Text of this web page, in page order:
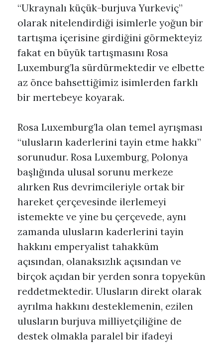
“Ukraynalı küçük-burjuva Yurkeviç”
olarak nitelendirdiği isimlerle yoğun bir
tartışma içerisine girdiğini görmekteyiz
fakat en büyük tartışmasını Rosa
Luxemburg’la sürdürmektedir ve elbette
az önce bahsettiğimiz isimlerden farklı
bir mertebeye koyarak.
Rosa Luxemburg’la olan temel ayrışması
“ulusların kaderlerini tayin etme hakkı”
sorunudur. Rosa Luxemburg, Polonya
başlığında ulusal sorunu merkeze
alırken Rus devrimcileriyle ortak bir
hareket çerçevesinde ilerlemeyi
istemekte ve yine bu çerçevede, aynı
zamanda ulusların kaderlerini tayin
hakkını emperyalist tahakküm
açısından, olanaksızlık açısından ve
birçok açıdan bir yerden sonra topyekün
reddetmektedir. Ulusların direkt olarak
ayrılma hakkını desteklemenin, ezilen
ulusların burjuva milliyetçiliğine de
destek olmakla paralel bir ifadeyi